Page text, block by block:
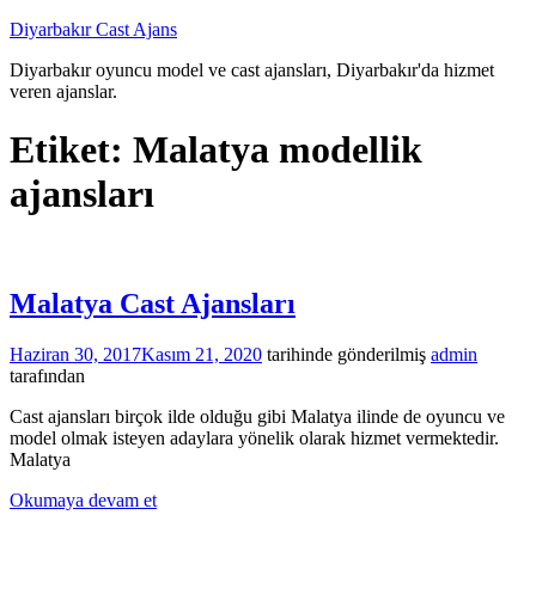
İçeriğe
Diyarbakır Cast Ajans
Diyarbakır oyuncu model ve cast ajansları, Diyarbakır'da hizmet
veren ajanslar.
Etiket: Malatya modellik
ajansları
Malatya Cast Ajansları
Haziran 30, 2017Kasım 21, 2020 tarihinde gönderilmiş admin
tarafından
Cast ajansları birçok ilde olduğu gibi Malatya ilinde de oyuncu ve
model olmak isteyen adaylara yönelik olarak hizmet vermektedir.
Malatya
Okumaya devam et